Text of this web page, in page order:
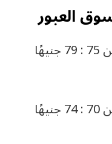
العبور
تراوح سعر سمك البلطي “1” من 75 : 79 جنيهًا
تراوح سعر سمك البلطي “2” من 70 : 74 جنيهًا